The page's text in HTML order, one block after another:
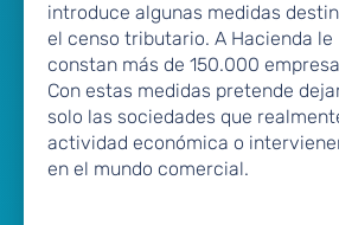
introduce algunas medidas
el censo tributario. A Hacienda le
constan más de 150.000
Con estas medidas pretende
solo las sociedades que
actividad económica o
en el mundo comercial.